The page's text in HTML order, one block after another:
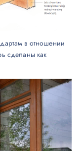
в отношении
сделаны как